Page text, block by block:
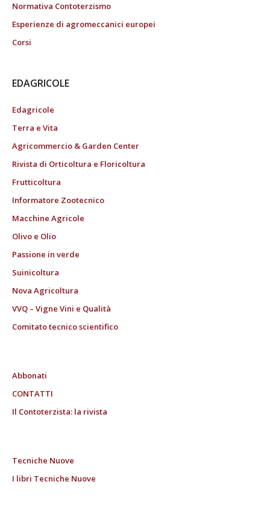
Normativa Contoterzismo
Esperienze di agromeccanici europei
Corsi
EDAGRICOLE
Edagricole
Terra e Vita
Agricommercio & Garden Center
Rivista di Orticoltura e Floricoltura
Frutticoltura
Informatore Zootecnico
Macchine Agricole
Olivo e Olio
Passione in verde
Suinicoltura
Nova Agricoltura
VVQ – Vigne Vini e Qualità
Comitato tecnico scientifico
Abbonati
CONTATTI
Il Contoterzista: la rivista
Tecniche Nuove
I libri Tecniche Nuove